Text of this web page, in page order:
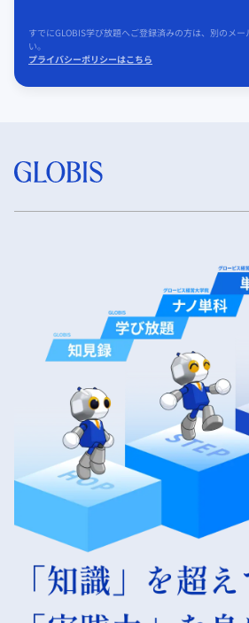
すでにGLOBIS学び放題へご登録済みの方は、別のメ
い。
プライバシーポリシーはこちら